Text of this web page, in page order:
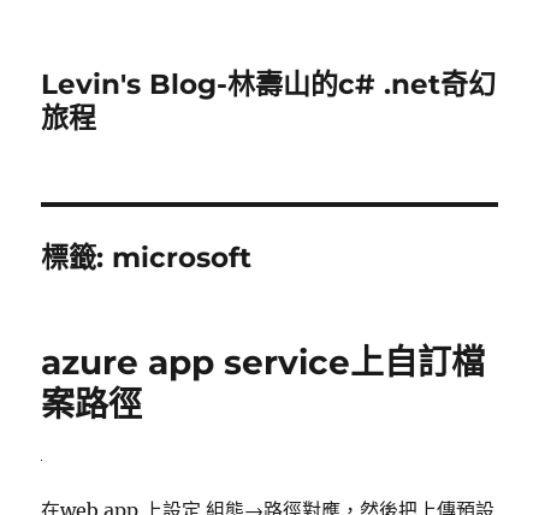
Levin's Blog-林壽山的c# .net奇幻
旅程
標籤: microsoft
azure app service上自訂檔
案路徑